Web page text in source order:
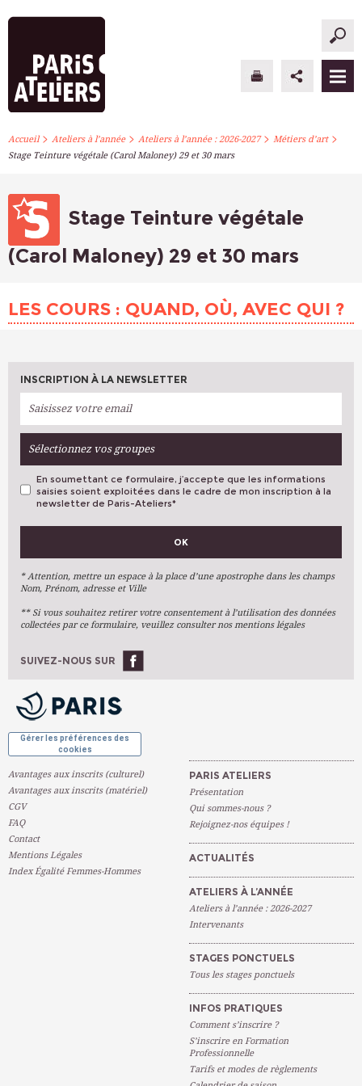
PARIS ATELIERS
ATELIERS À L’ANNÉE
STAGES PONCTUELS
S’INSCRIRE
Accueil> Ateliers à l’année> Ateliers à l’année : 2026-2027> Métiers d’art>
Stage Teinture végétale (Carol Maloney) 29 et 30 mars
Stage Teinture végétale
(Carol Maloney) 29 et 30 mars
LES COURS : QUAND, OÙ, AVEC QUI ?
INSCRIPTION À LA NEWSLETTER
Sélectionnez vos groupes
VOS PRÉFÉRENCES
Arts Plastiques
Arts Du Texte
Arts Numériques
Ateliers À L'année
En soumettant ce formulaire, j’accepte que les informations
saisies soient exploitées dans le cadre de mon inscription à la
newsletter de Paris-Ateliers*
OK
* Attention, mettre un espace à la place d’une apostrophe dans les champs
Nom, Prénom, adresse et Ville
** Si vous souhaitez retirer votre consentement à l’utilisation des données
collectées par ce formulaire, veuillez consulter nos mentions légales
SUIVEZ-NOUS SUR
Gérer les préférences des
cookies
Avantages aux inscrits (culturel)
Avantages aux inscrits (matériel)
CGV
FAQ
Contact
Mentions Légales
Index Égalité Femmes-Hommes
PARIS ATELIERS
Présentation
Qui sommes-nous ?
Rejoignez-nos équipes !
ACTUALITÉS
ATELIERS À L’ANNÉE
Ateliers à l’année : 2026-2027
Intervenants
STAGES PONCTUELS
Tous les stages ponctuels
INFOS PRATIQUES
Comment s’inscrire ?
S’inscrire en Formation
Professionnelle
Tarifs et modes de règlements